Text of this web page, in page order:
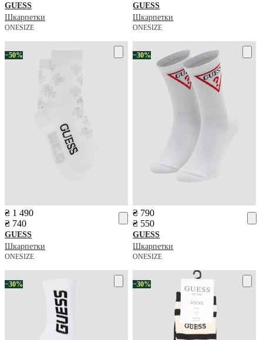
GUESS
Шкарпетки
ONESIZE
GUESS
Шкарпетки
ONESIZE
−50%
₴ 1 490
₴ 740
GUESS
Шкарпетки
ONESIZE
−30%
₴ 790
₴ 550
GUESS
Шкарпетки
ONESIZE
−30% −30%